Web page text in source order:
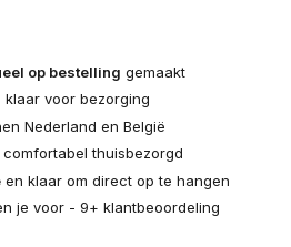
op bestelling gemaakt
klaar voor bezorging
Nederland en België
thuisbezorgd
en klaar om direct op te hangen
je voor - 9+ klantbeoordeling